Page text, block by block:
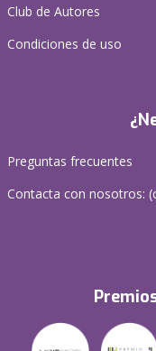
Club de Autores
Condiciones de uso
Preguntas frecuentes
Contacta con nosotros: (